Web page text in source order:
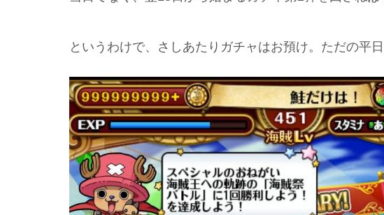
というわけで、さしあたりガチャはお預け。ただの平